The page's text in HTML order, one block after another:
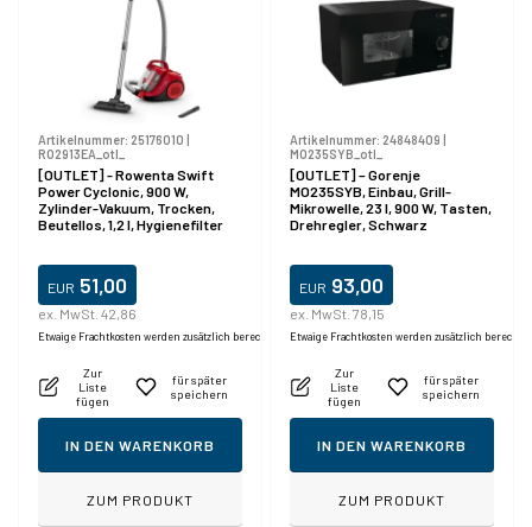
Artikelnummer: 25176010 |
RO2913EA_otl_
[OUTLET] - Rowenta Swift
Power Cyclonic, 900 W,
Zylinder-Vakuum, Trocken,
Beutellos, 1,2 l, Hygienefilter
EUR 51,00
ex. MwSt. 42,86
Etwaige Frachtkosten werden zusätzlich berechnet.
Zur
Liste
fügen
für später
speichern
IN DEN WARENKORB
ZUM PRODUKT
Artikelnummer: 24848409 |
MO235SYB_otl_
[OUTLET] – Gorenje
MO235SYB, Einbau, Grill-
Mikrowelle, 23 l, 900 W, Tasten,
Drehregler, Schwarz
EUR 93,00
ex. MwSt. 78,15
Etwaige Frachtkosten werden zusätzlich
Zur
Liste
fügen
für später
speichern
IN DEN WARENKORB
ZUM PRODUKT